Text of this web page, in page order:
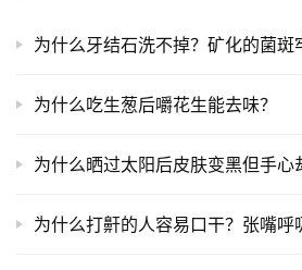
为什么牙结石洗不掉？矿化的菌斑
为什么吃生葱后嚼花生能去味？
为什么晒过太阳后皮肤变黑但手心
为什么打鼾的人容易口干？张嘴呼